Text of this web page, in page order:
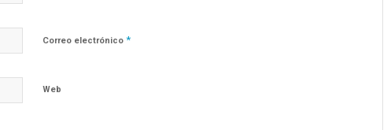
Correo electrónico *
Web